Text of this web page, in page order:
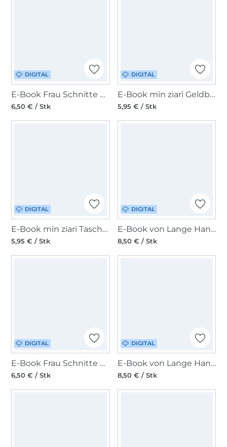
DIGITAL
E-Book Frau Schnitte Kulturbeutel Travel Buddy
6,50 € / Stk
DIGITAL
E-Book mīn ziarī Geldbörse Kohle(n)karre
5,95 € / Stk
DIGITAL
E-Book mīn ziarī Tasche MiniaT(o)ur
5,95 € / Stk
DIGITAL
E-Book von Lange Hand Pinguin Mäppchen
8,50 € / Stk
DIGITAL
E-Book Frau Schnitte Crossbody Bag Kleine Bjelle
6,50 € / Stk
DIGITAL
E-Book von Lange Hand Bettschlange Drache
8,50 € / Stk